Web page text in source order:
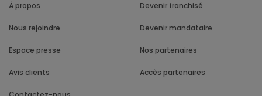
À propos
Nous rejoindre
Espace presse
Avis clients
Devenir franchisé
Devenir mandataire
Nos partenaires
Accès partenaires